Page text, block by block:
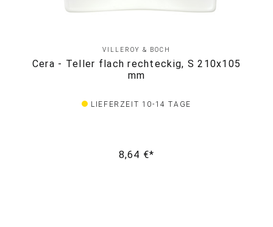
VILLEROY & BOCH
Cera - Teller flach rechteckig, S 210x105
mm
LIEFERZEIT 10-14 TAGE
8,64 €*